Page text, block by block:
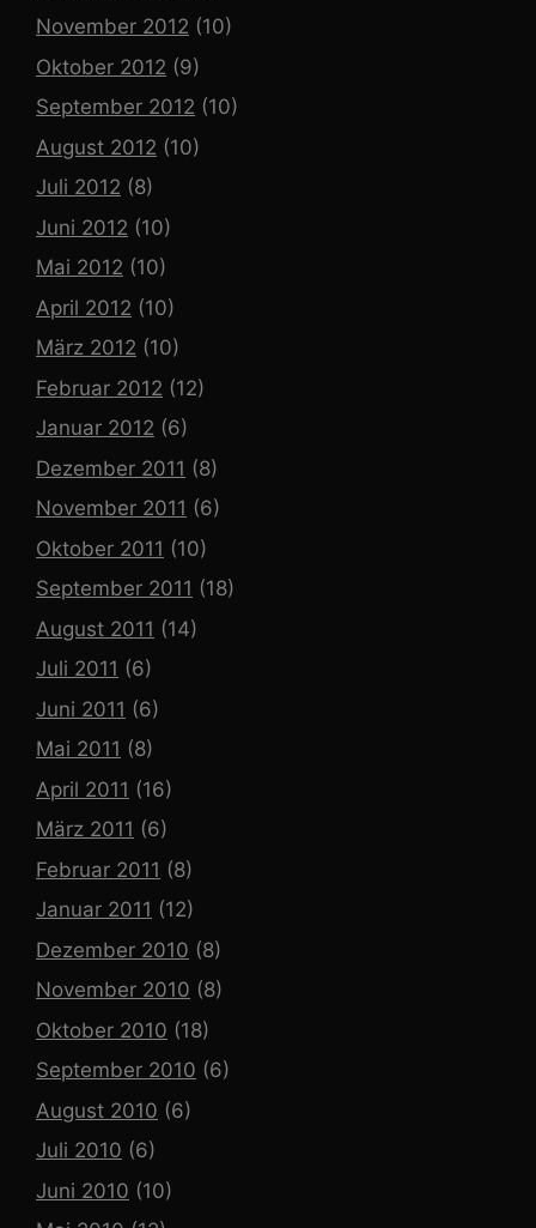
November 2012 (10)
Oktober 2012 (9)
September 2012 (10)
August 2012 (10)
Juli 2012 (8)
Juni 2012 (10)
Mai 2012 (10)
April 2012 (10)
März 2012 (10)
Februar 2012 (12)
Januar 2012 (6)
Dezember 2011 (8)
November 2011 (6)
Oktober 2011 (10)
September 2011 (18)
August 2011 (14)
Juli 2011 (6)
Juni 2011 (6)
Mai 2011 (8)
April 2011 (16)
März 2011 (6)
Februar 2011 (8)
Januar 2011 (12)
Dezember 2010 (8)
November 2010 (8)
Oktober 2010 (18)
September 2010 (6)
August 2010 (6)
Juli 2010 (6)
Juni 2010 (10)